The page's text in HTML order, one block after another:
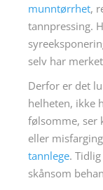
munntørrhet,
tannpressing.
selv har
Derfor er det
helheten, ikke
følsomme, ser
eller
tannlege.
skånsom